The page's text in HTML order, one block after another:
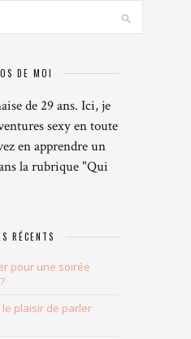
DE MOI
de 29 ans. Ici, je
sexy en toute
en apprendre un
la rubrique "Qui
RÉCENTS
pour une soirée
plaisir de parler